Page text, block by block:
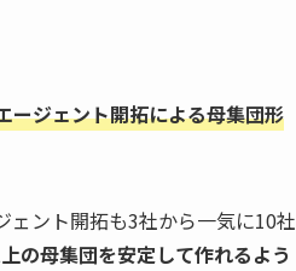
ージェント開拓による母集団形
ント開拓も3社から一気に10社
の母集団を安定して作れるよう